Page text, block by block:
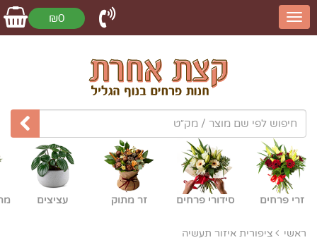
₪0
זרי פרחים סידורי פרחים זר מתוק עציצים
ראשי ציפורית איזור תעשיה